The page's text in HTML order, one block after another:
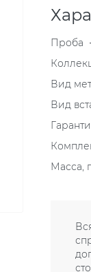
Проба
Вид
Вид
Масса,